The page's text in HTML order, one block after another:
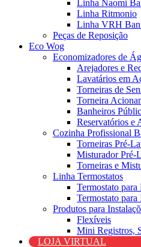
Linha Naomi
Linha Ritmonio
Linha VRH
Peças de Reposição
Eco Wog
Economizadores de
Arejadores e
Lavatários em
Torneiras de
Torneira
Banheiros
Reservatórios e
Cozinha Profissional
Torneiras Pré-
Misturador Pré-
Torneiras e
Linha Termostatos
Termostato
Termostato
Produtos para
Flexíveis
Mini Registros,
LOJA VIRTUAL